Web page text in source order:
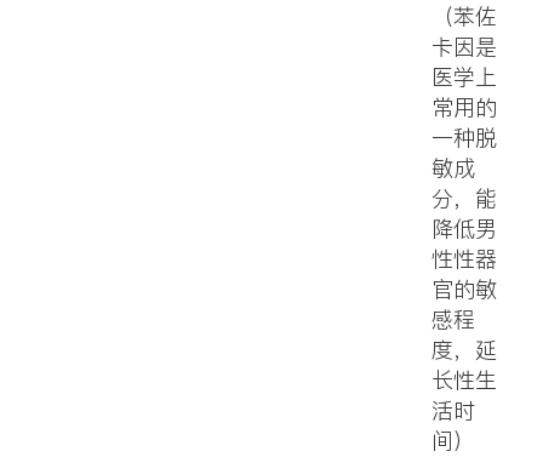
（苯佐
卡因是
医学上
常用的
一种脱
敏成
分，能
降低男
性性器
官的敏
感程
度，延
长性生
活时
间）